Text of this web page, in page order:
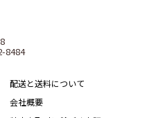
8484
配送と送料について
会社概要